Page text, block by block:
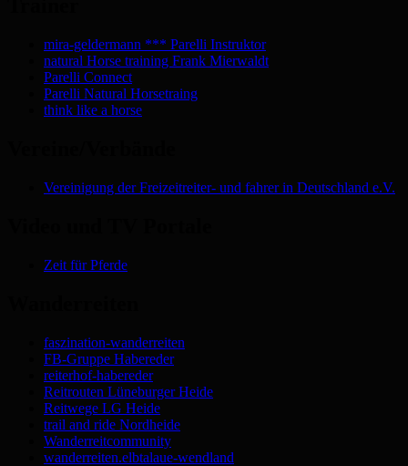
mira-geldermann *** Parelli Instruktor
natural Horse training Frank Mierwaldt
Parelli Connect
Parelli Natural Horsetraing
think like a horse
Vereinigung der Freizeitreiter- und fahrer in Deutschland e.V.
Zeit für Pferde
faszination-wanderreiten
FB-Gruppe Habereder
reiterhof-habereder
Reitrouten Lüneburger Heide
Reitwege LG Heide
trail and ride Nordheide
Wanderreitcommunity
wanderreiten.elbtalaue-wendland